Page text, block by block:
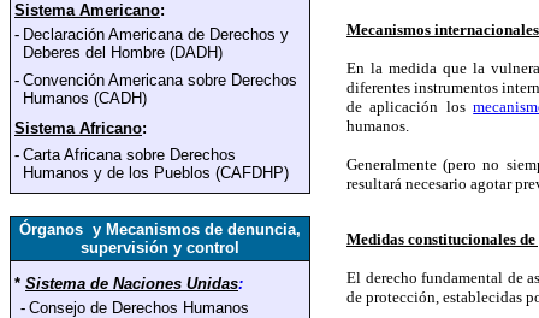
Sistema Americano:
- Declaración Americana de Derechos y
Deberes del Hombre (DADH)
- Convención Americana sobre Derechos
Humanos (CADH)
Sistema Africano:
- Carta Africana sobre Derechos
Humanos y de los Pueblos (CAFDHP)
Órganos y Mecanismos de denuncia,
supervisión y control
* Sistema de Naciones Unidas:
- Consejo de Derechos Humanos
Mecanismos
En la medida que la
diferentes instrumentos
de aplicación los
humanos.
Generalmente (pero no
resultará necesario agotar
Medidas constitucionales
El derecho fundamental de
de protección, establecidas